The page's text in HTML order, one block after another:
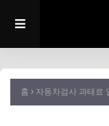
홈 자동차검사 과태료